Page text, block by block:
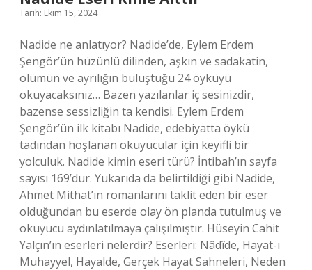
Tarih: Ekim 15, 2024
Nadide ne anlatıyor? Nadide’de, Eylem Erdem
Şengör’ün hüzünlü dilinden, aşkın ve sadakatin,
ölümün ve ayrılığın buluştuğu 24 öyküyü
okuyacaksınız… Bazen yazılanlar iç sesinizdir,
bazense sessizliğin ta kendisi. Eylem Erdem
Şengör’ün ilk kitabı Nadide, edebiyatta öykü
tadından hoşlanan okuyucular için keyifli bir
yolculuk. Nadide kimin eseri türü? İntibah’ın sayfa
sayısı 169’dur. Yukarıda da belirtildiği gibi Nadide,
Ahmet Mithat’ın romanlarını taklit eden bir eser
olduğundan bu eserde olay ön planda tutulmuş ve
okuyucu aydınlatılmaya çalışılmıştır. Hüseyin Cahit
Yalçın’ın eserleri nelerdir? Eserleri: Nâdîde, Hayat-ı
Muhayyel, Hayalde, Gerçek Hayat Sahneleri, Neden